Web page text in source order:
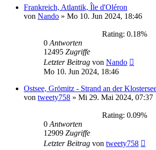
Frankreich, Atlantik, Île d'Oléron
von Nando » Mo 10. Jun 2024, 18:46
Rating: 0.18%
0 Antworten
12495 Zugriffe
Letzter Beitrag von Nando
Mo 10. Jun 2024, 18:46
Ostsee, Grömitz - Strand an der
von tweety758 » Mi 29. Mai 2024, 07:37
Rating: 0.09%
0 Antworten
12909 Zugriffe
Letzter Beitrag von tweety758